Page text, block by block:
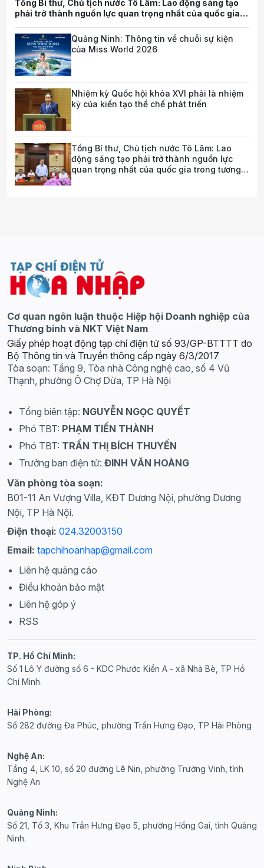
Tổng Bí thư, Chủ tịch nước Tô Lâm: Lao động sáng tạo
phải trở thành nguồn lực quan trọng nhất của quốc gia
Quảng Ninh: Thông tin về chuỗi sự kiện
của Miss World 2026
Nhiệm kỳ Quốc hội khóa XVI phải là nhiệm
kỳ của kiến tạo thể chế phát triển
Tổng Bí thư, Chủ tịch nước Tô Lâm: Lao
động sáng tạo phải trở thành nguồn lực
quan trọng nhất của quốc gia trong tương
Cơ quan ngôn luận thuộc Hiệp hội Doanh nghiệp của
Thương binh và NKT Việt Nam
Giấy phép hoạt động tạp chí điện tử số 93/GP-BTTTT do
Bộ Thông tin và Truyền thông cấp ngày 6/3/2017
Tòa soạn: Tầng 9, Tòa nhà Công nghệ cao, số 4 Vũ
Thạnh, phường Ô Chợ Dừa, TP Hà Nội
Tổng biên tập: NGUYỄN NGỌC QUYẾT
Phó TBT: PHẠM TIẾN THÀNH
Phó TBT: TRẦN THỊ BÍCH THUYẾN
Trưởng ban điện tử: ĐINH VĂN HOÀNG
Văn phòng tòa soạn:
B01-11 An Vượng Villa, KĐT Dương Nội, phường Dương
Nội, TP Hà Nội.
Điện thoại: 024.32003150
Email: tapchihoanhap@gmail.com
Liên hệ quảng cáo
Điều khoản bảo mật
Liên hệ góp ý
RSS
TP. Hồ Chí Minh:
Số 1 Lô Y đường số 6 - KDC Phước Kiển A - xã Nhà Bè, TP Hồ
Chí Minh.
Hải Phòng:
Số 282 đường Đa Phúc, phường Trần Hưng Đạo, TP Hải Phòng
Nghệ An:
Tầng 4, LK 10, số 20 đường Lê Nin, phường Trường Vinh, tỉnh
Nghệ An
Quảng Ninh:
Số 21, Tổ 3, Khu Trần Hưng Đạo 5, phường Hồng Gai, tỉnh Quảng
Ninh.